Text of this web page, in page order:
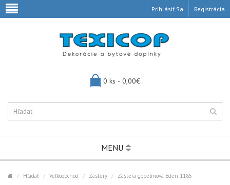
Prihlásiť Sa Registrácia
0 ks - 0,00€
MENU
Hľadať Veľkoobchod Zástery Zástera gobelínová Eden 1185